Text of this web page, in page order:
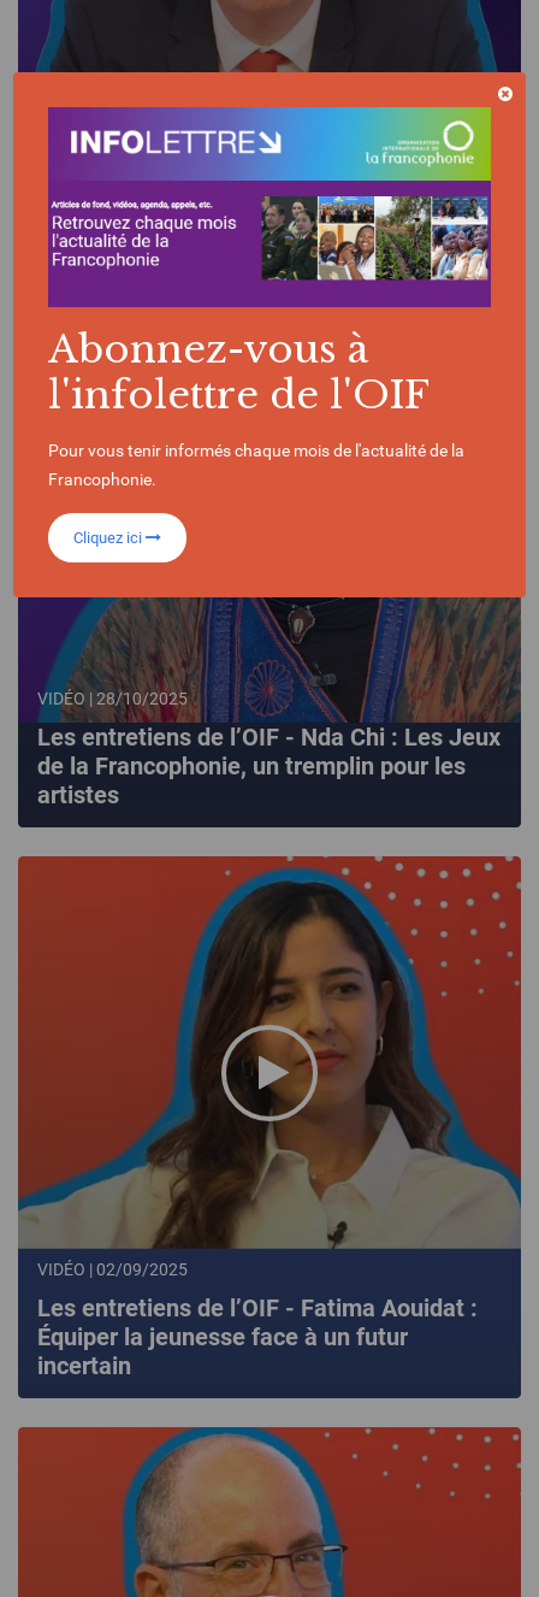
VIDÉO | 17/11/2025
Les entretiens de l'OIF - Thibaud Voïta :
Marchés du carbone : enjeux, limites et
perspectives
VIDÉO | 28/10/2025
Les entretiens de l’OIF - Nda Chi : Les Jeux
de la Francophonie, un tremplin pour les
artistes
VIDÉO | 02/09/2025
Les entretiens de l’OIF - Fatima Aouidat :
Équiper la jeunesse face à un futur
incertain
Abonnez-vous à
l'infolettre de l'OIF
Pour vous tenir informés chaque mois de l'actualité de la
Francophonie.
Cliquez ici